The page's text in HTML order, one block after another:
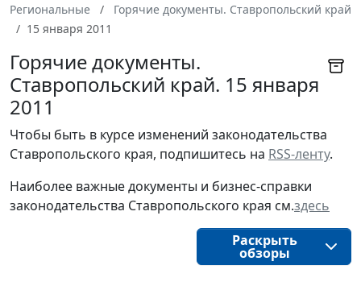
Региональные
Горячие документы. Ставропольский край
15 января 2011
Горячие документы.
Ставропольский край. 15 января
2011
Чтобы быть в курсе изменений законодательства
Ставропольского края, подпишитесь на RSS-ленту.
Наиболее важные документы и бизнес-справки
законодательства Ставропольского края см.здесь
Раскрыть
обзоры